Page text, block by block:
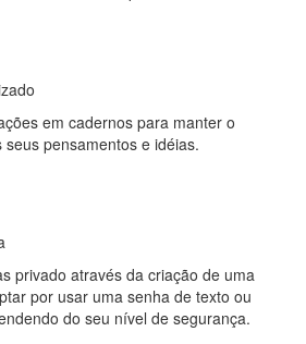
em cadernos para manter o
pensamentos e idéias.
privado através da criação de uma
por usar uma senha de texto ou
do seu nível de segurança.